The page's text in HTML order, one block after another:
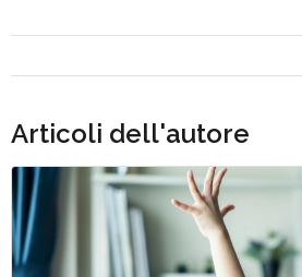
Articoli dell'autore